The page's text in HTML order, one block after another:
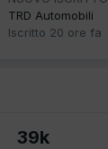
TRD Automobili
Iscritto 20 ore fa
39k